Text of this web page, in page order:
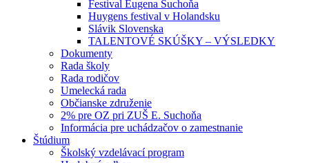
Festival Eugena Suchoňa
Huygens festival v Holandsku
Slávik Slovenska
TALENTOVÉ SKÚŠKY – VÝSLEDKY
Dokumenty
Rada školy
Rada rodičov
Umelecká rada
Občianske združenie
2% pre OZ pri ZUŠ E. Suchoňa
Informácia pre uchádzačov o zamestnanie
Štúdium
Školský vzdelávací program